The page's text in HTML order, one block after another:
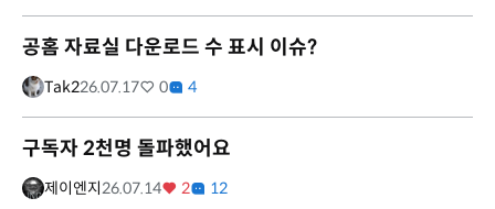
공홈 자료실 다운로드 수 표시 이슈?
Tak226.07.17 0 4
구독자 2천명 돌파했어요
제이엔지26.07.14 2 12